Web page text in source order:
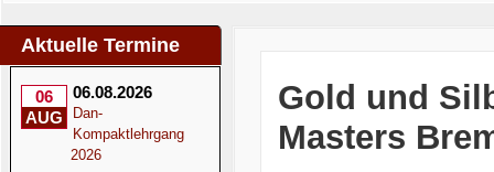
Aktuelle Termine
06
AUG
06.08.2026
Dan-
Kompaktlehrgang
2026
Gold und
Masters